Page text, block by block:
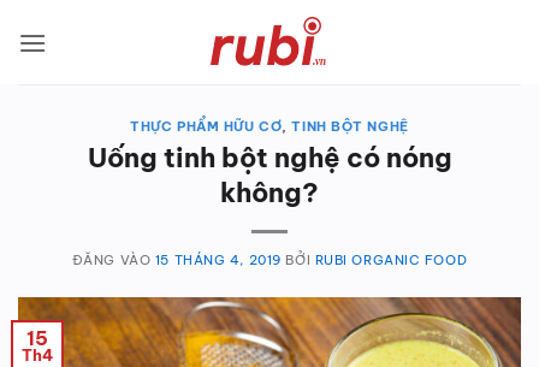
qua
THỰC PHẨM HỮU CƠ,TINH BỘT NGHỆ
Uống tinh bột nghệ có nóng
không?
ĐĂNG VÀO 15 THÁNG 4, 2019 BỞI RUBI ORGANIC FOOD
15
Th4